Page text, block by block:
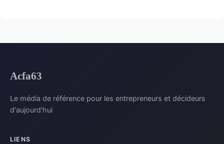
Acfa63
Le média de référence pour les entrepreneurs et décideurs
d'aujourd'hui
LIENS